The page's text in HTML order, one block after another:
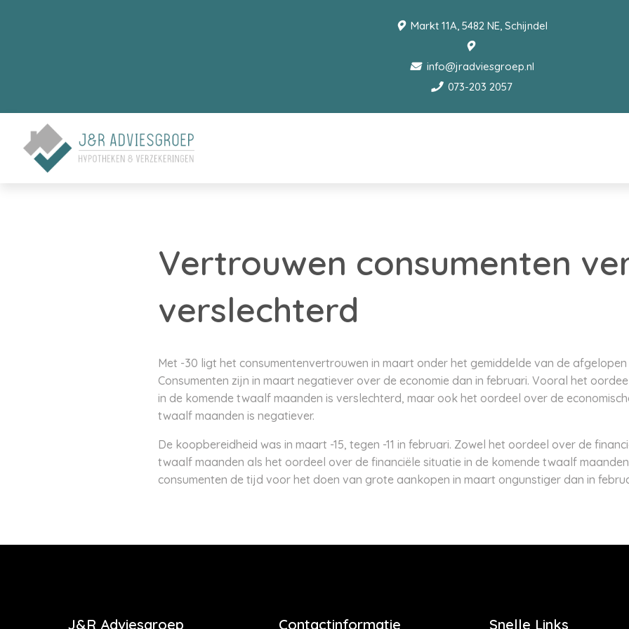
Markt 11A, 5482 NE, Schijndel
info@jradviesgroep.nl
073-203 2057
Vertrouwen consumenten
verslechterd
Met -30 ligt het consumentenvertrouwen in maart onder het gemiddelde van de afgelopen
Consumenten zijn in maart negatiever over de economie dan in februari. Vooral het
in de komende twaalf maanden is verslechterd, maar ook het oordeel over de
twaalf maanden is negatiever.
De koopbereidheid was in maart -15, tegen -11 in februari. Zowel het oordeel over de
twaalf maanden als het oordeel over de financiële situatie in de komende twaalf
consumenten de tijd voor het doen van grote aankopen in maart ongunstiger dan in
J&R Adviesgroep Contactinformatie Snelle Links